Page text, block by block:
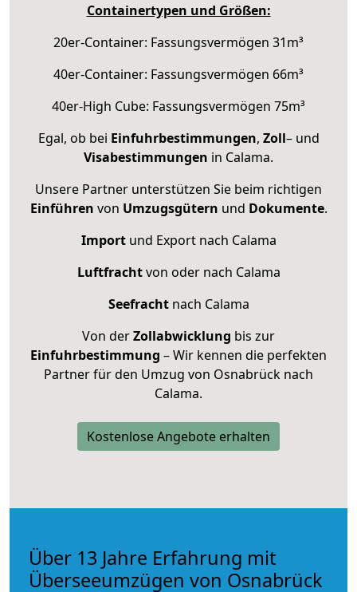
Containertypen und Größen:
20er-Container: Fassungsvermögen 31m³
40er-Container: Fassungsvermögen 66m³
40er-High Cube: Fassungsvermögen 75m³
Egal, ob bei Einfuhrbestimmungen, Zoll– und
Visabestimmungen in Calama.
Unsere Partner unterstützen Sie beim richtigen
Einführen von Umzugsgütern und Dokumente.
Importund Export nach Calama
Luftfrachtvon oder nach Calama
Seefrachtnach Calama
Von derZollabwicklung bis zur
Einfuhrbestimmung – Wir kennen die perfekten
Partner für den Umzug von Osnabrück nach
Calama.
Kostenlose Angebote erhalten
Über 13 Jahre Erfahrung mit
Überseeumzügen von Osnabrück